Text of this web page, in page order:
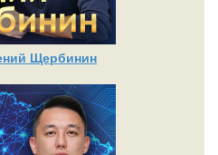
Щербинин